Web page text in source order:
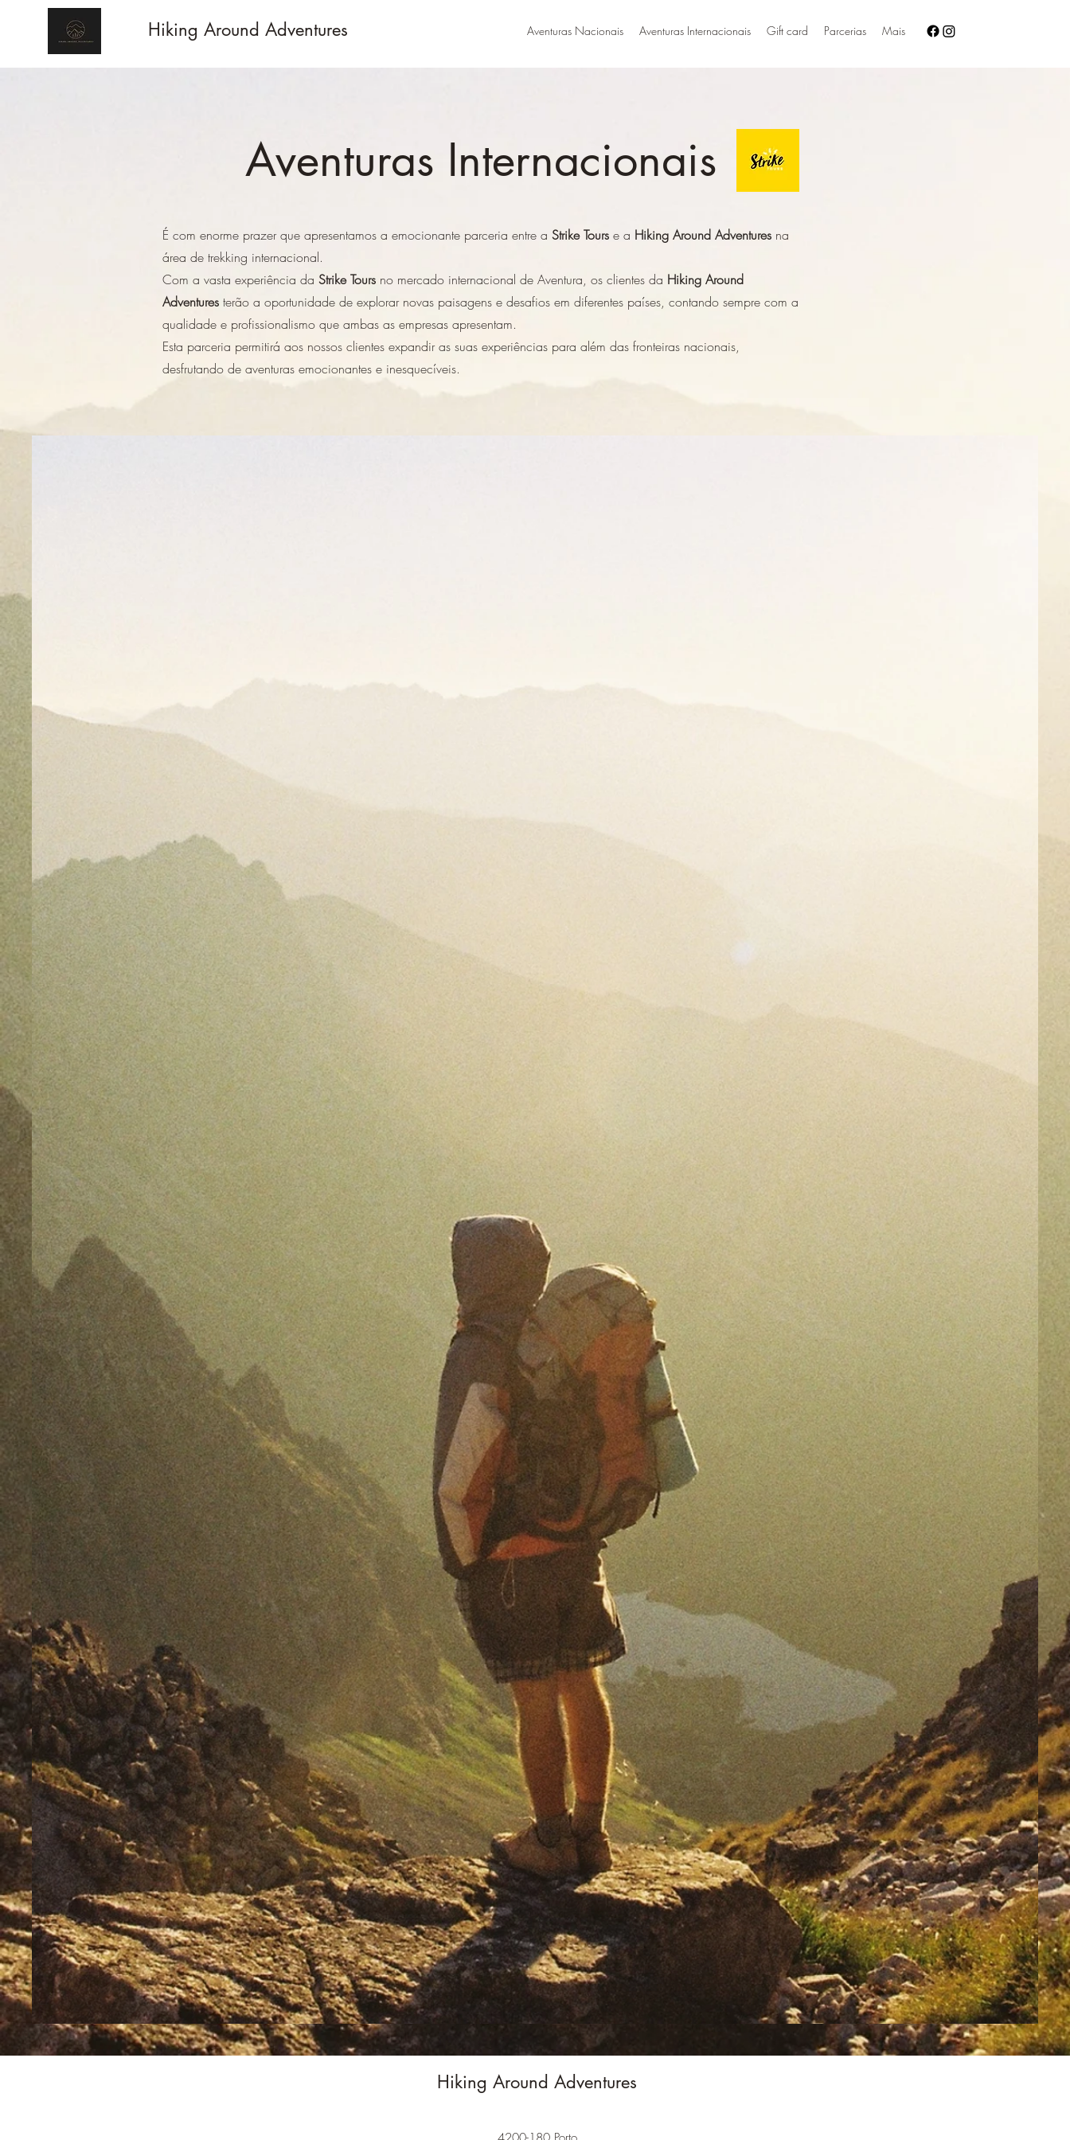
Hiking Around Adventures Aventuras Nacionais Aventuras Internacionais Gift card Parcerias Mais
Aventuras Internacionais
É com enorme prazer que apresentamos a emocionante parceria entre a Strike Tours e a Hiking Around Adventures na
área de trekking internacional.
Com a vasta experiência da Strike Tours no mercado internacional de Aventura, os clientes da Hiking Around
Adventures terão a oportunidade de explorar novas paisagens e desafios em diferentes países, contando sempre com a
qualidade e profissionalismo que ambas as empresas apresentam.
Esta parceria permitirá aos nossos clientes expandir as suas experiências para além das fronteiras nacionais,
desfrutando de aventuras emocionantes e inesquecíveis.
Hiking Around Adventures